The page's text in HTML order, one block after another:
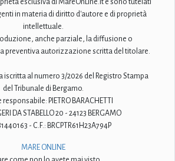
esclusiva di MareOnLine.it e sono tutelati
in materia di diritto d'autore e di proprietà
intellettuale.
anche parziale, la diffusione o
preventiva autorizzazione scritta del titolare.
iscritta al numero 3/2026 del Registro Stampa
del Tribunale di Bergamo.
PIETRO BARACHETTI
DA STABELLO 20 - 24123 BERGAMO
- C.F.: BRCPTR61H23A794P
MARE ONLINE